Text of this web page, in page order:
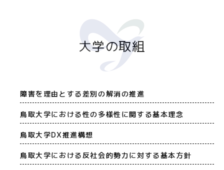
大学の取組
障害を理由とする差別の解消の推進
鳥取大学における性の多様性に関する基本理念
鳥取大学DX推進構想
鳥取大学における反社会的勢力に対する基本方針